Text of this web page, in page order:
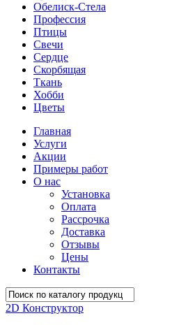
Обелиск-Стела
Профессия
Птицы
Свечи
Сердце
Скорбящая
Ткань
Хобби
Цветы
Главная
Услуги
Акции
Примеры работ
О нас
Установка
Оплата
Рассрочка
Доставка
Отзывы
Цены
Контакты
2D Конструктор